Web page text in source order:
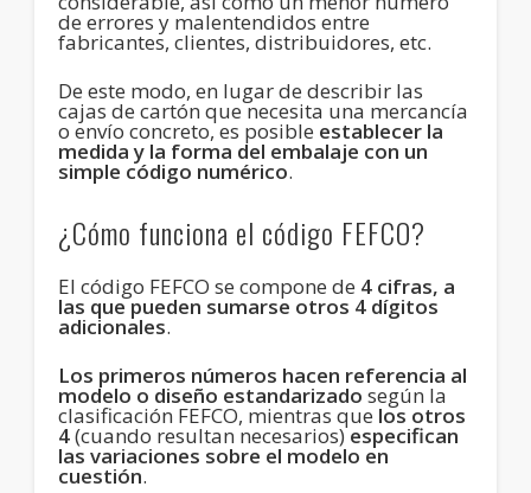
de errores y malentendidos entre
fabricantes, clientes, distribuidores, etc.
De este modo, en lugar de describir las
cajas de cartón que necesita una mercancía
o envío concreto, es posible establecer la
medida y la forma del embalaje con un
simple código numérico.
¿Cómo funciona el código FEFCO?
El código FEFCO se compone de 4 cifras, a
las que pueden sumarse otros 4 dígitos
adicionales.
Los primeros números hacen referencia al
modelo o diseño estandarizado según la
clasificación FEFCO, mientras que los otros
4(cuando resultan necesarios)especifican
las variaciones sobre el modelo en
cuestión.